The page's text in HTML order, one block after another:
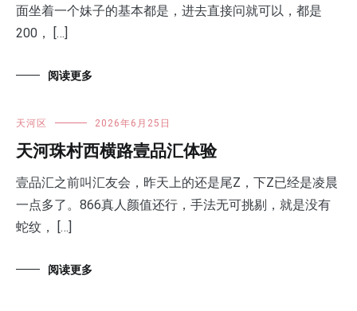
面坐着一个妹子的基本都是，进去直接问就可以，都是
200， […]
阅读更多
天河区 2026年6月25日
天河珠村西横路壹品汇体验
壹品汇之前叫汇友会，昨天上的还是尾Z，下Z已经是凌晨
一点多了。866真人颜值还行，手法无可挑剔，就是没有
蛇纹， […]
阅读更多